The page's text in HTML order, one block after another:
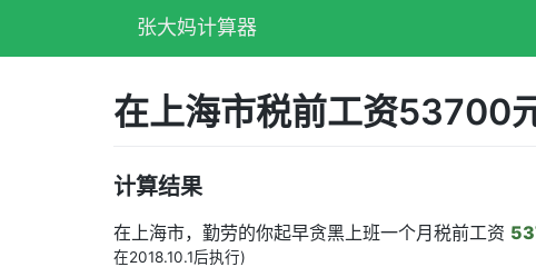
张大妈计算器
在上海市税前工资53700
计算结果
在上海市，勤劳的你起早贪黑上班一个月税前工资
在2018.10.1后执行)